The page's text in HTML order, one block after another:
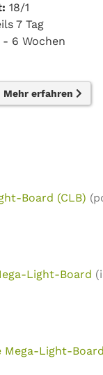
18/1
7 Tag
- 6 Wochen
Mehr erfahren
Board (CLB)
Light-Board
Mega-Light-Board